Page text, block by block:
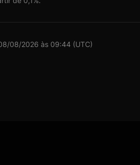
08/2026 às 09:44 (UTC)